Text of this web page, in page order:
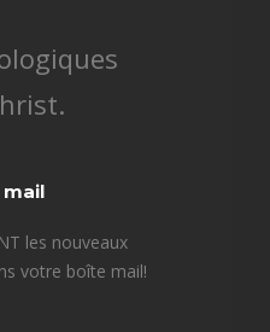
les nouveaux
votre boîte mail!